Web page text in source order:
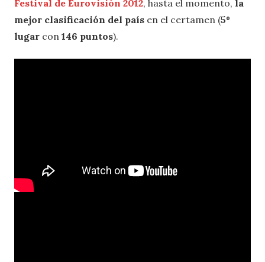
Festival de Eurovisión 2012, hasta el momento, la
mejor clasificación del país en el certamen (5º
lugar con 146 puntos).